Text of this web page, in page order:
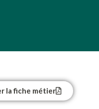
la fiche métier